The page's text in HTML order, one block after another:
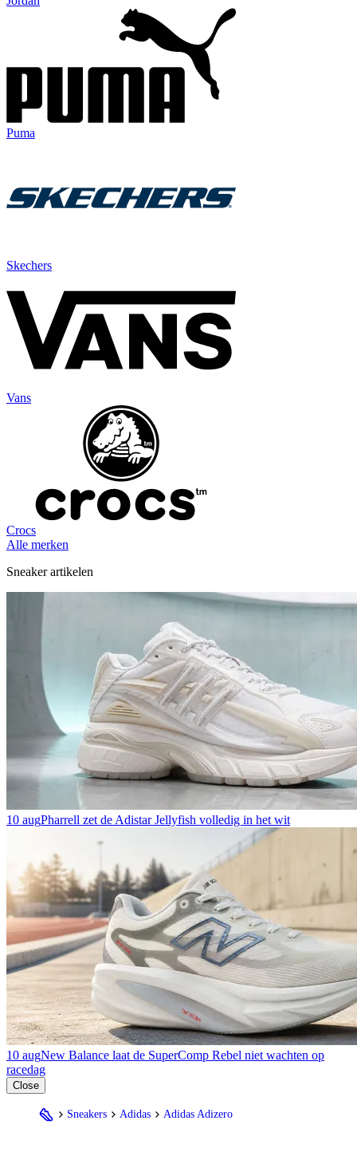
Puma
Skechers
Vans
Crocs
Alle merken
Sneaker artikelen
10 augPharrell zet de Adistar Jellyfish volledig in het wit
10 augNew Balance laat de SuperComp Rebel niet wachten op
racedag
Close
Sneakers Adidas Adidas Adizero